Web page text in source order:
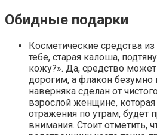
Обидные подарки
Косметические средства
тебе, старая калоша,
кожу?». Да, средство может
дорогим, а флакон
наверняка сделан от
взрослой женщине, которая
отражения по утрам, будет
внимания. Стоит отметить,